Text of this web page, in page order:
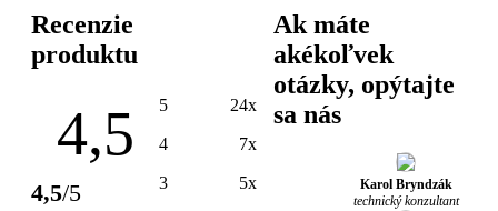
Recenzie
produktu
4,5
4,5/5
5 24x
4 7x
3 5x
Ak máte
akékoľvek
otázky, opýtajte
sa nás
Karol Bryndzák
technický konzultant